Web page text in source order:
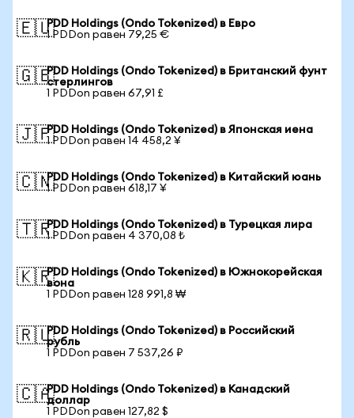
🇪🇺PDD Holdings (Ondo Tokenized) в Евро
1 PDDon равен 79,25 €
🇬🇧PDD Holdings (Ondo Tokenized) в Британский фунт
стерлингов
1 PDDon равен 67,91 £
🇯🇵PDD Holdings (Ondo Tokenized) в Японская иена
1 PDDon равен 14 458,2 ¥
🇨🇳PDD Holdings (Ondo Tokenized) в Китайский юань
1 PDDon равен 618,17 ¥
🇹🇷PDD Holdings (Ondo Tokenized) в Турецкая лира
1 PDDon равен 4 370,08 ₺
🇰🇷PDD Holdings (Ondo Tokenized) в Южнокорейская
вона
1 PDDon равен 128 991,8 ₩
🇷🇺PDD Holdings (Ondo Tokenized) в Российский
рубль
1 PDDon равен 7 537,26 ₽
🇨🇦PDD Holdings (Ondo Tokenized) в Канадский
доллар
1 PDDon равен 127,82 $